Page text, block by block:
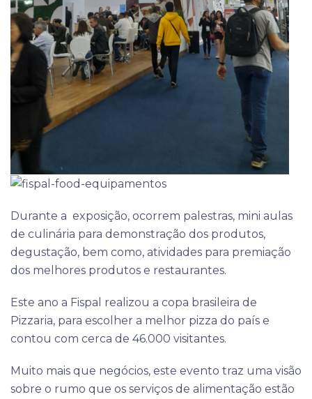
Durante a exposição, ocorrem palestras, mini aulas
de culinária para demonstração dos produtos,
degustação, bem como, atividades para premiação
dos melhores produtos e restaurantes.
Este ano a Fispal realizou a copa brasileira de
Pizzaria, para escolher a melhor pizza do país e
contou com cerca de 46.000 visitantes.
Muito mais que negócios, este evento traz uma visão
sobre o rumo que os serviços de alimentação estão